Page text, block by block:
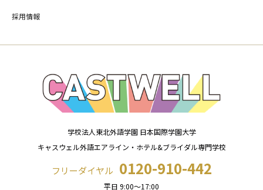
採用情報
学校法人東北外語学園 日本国際学園大学
キャスウェル外語エアライン・ホテル&ブライダル専門学校
フリーダイヤル 0120-910-442
平日 9:00～17:00